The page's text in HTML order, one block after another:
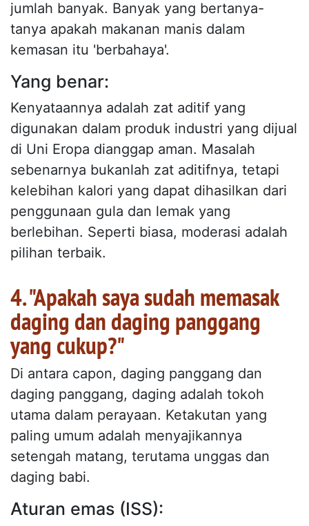
jumlah banyak. Banyak yang bertanya-
tanya apakah makanan manis dalam
kemasan itu 'berbahaya'.
Yang benar:
Kenyataannya adalah zat aditif yang
digunakan dalam produk industri yang dijual
di Uni Eropa dianggap aman. Masalah
sebenarnya bukanlah zat aditifnya, tetapi
kelebihan kalori yang dapat dihasilkan dari
penggunaan gula dan lemak yang
berlebihan. Seperti biasa, moderasi adalah
pilihan terbaik.
4. "Apakah saya sudah memasak
daging dan daging panggang
yang cukup?"
Di antara capon, daging panggang dan
daging panggang, daging adalah tokoh
utama dalam perayaan. Ketakutan yang
paling umum adalah menyajikannya
setengah matang, terutama unggas dan
daging babi.
Aturan emas (ISS):